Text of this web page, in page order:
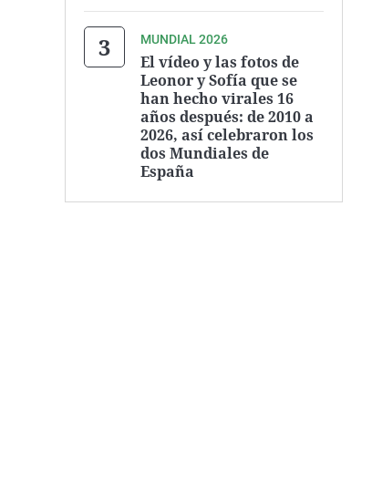
MUNDIAL 2026
El vídeo y las fotos de
Leonor y Sofía que se
han hecho virales 16
años después: de 2010 a
2026, así celebraron los
dos Mundiales de
España